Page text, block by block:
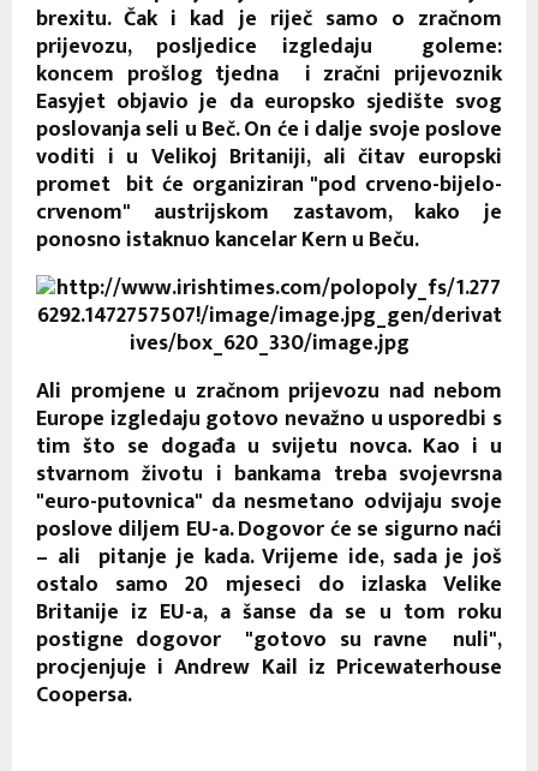
brexitu. Čak i kad je riječ samo o zračnom
prijevozu, posljedice izgledaju goleme:
koncem prošlog tjedna i zračni prijevoznik
Easyjet objavio je da europsko sjedište svog
poslovanja seli u Beč. On će i dalje svoje poslove
voditi i u Velikoj Britaniji, ali čitav europski
promet bit će organiziran "pod crveno-bijelo-
crvenom" austrijskom zastavom, kako je
ponosno istaknuo kancelar Kern u Beču.
Ali promjene u zračnom prijevozu nad nebom
Europe izgledaju gotovo nevažno u usporedbi s
tim što se događa u svijetu novca. Kao i u
stvarnom životu i bankama treba svojevrsna
"euro-putovnica" da nesmetano odvijaju svoje
poslove diljem EU-a. Dogovor će se sigurno naći
– ali pitanje je kada. Vrijeme ide, sada je još
ostalo samo 20 mjeseci do izlaska Velike
Britanije iz EU-a, a šanse da se u tom roku
postigne dogovor "gotovo su ravne nuli",
procjenjuje i Andrew Kail iz Pricewaterhouse
Coopersa.